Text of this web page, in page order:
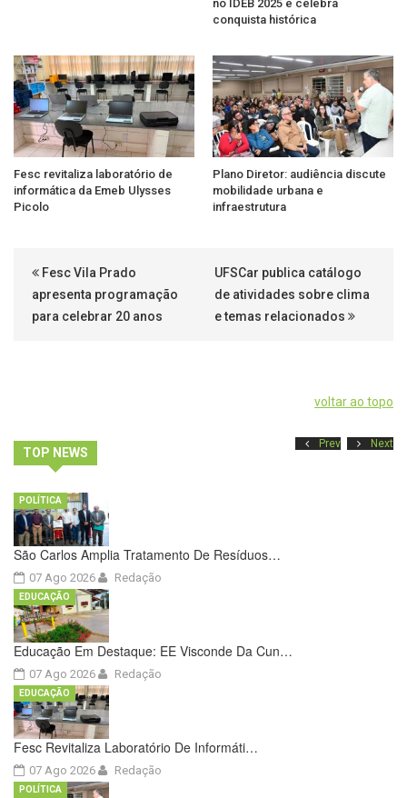
no IDEB 2025 e celebra
conquista histórica
Fesc revitaliza laboratório de
informática da Emeb Ulysses
Picolo
Plano Diretor: audiência discute
mobilidade urbana e
infraestrutura
Fesc Vila Prado
apresenta programação
para celebrar 20 anos
UFSCar publica catálogo
de atividades sobre clima
e temas relacionados
voltar ao topo
TOP NEWS
Prev Next
São Carlos Amplia Tratamento De Resíduos…
07 Ago 2026
POLÍTICA
Redação
Educação Em Destaque: EE Visconde Da Cun…
07 Ago 2026
EDUCAÇÃO
Redação
Fesc Revitaliza Laboratório De Informáti…
07 Ago 2026
EDUCAÇÃO
Redação
POLÍTICA